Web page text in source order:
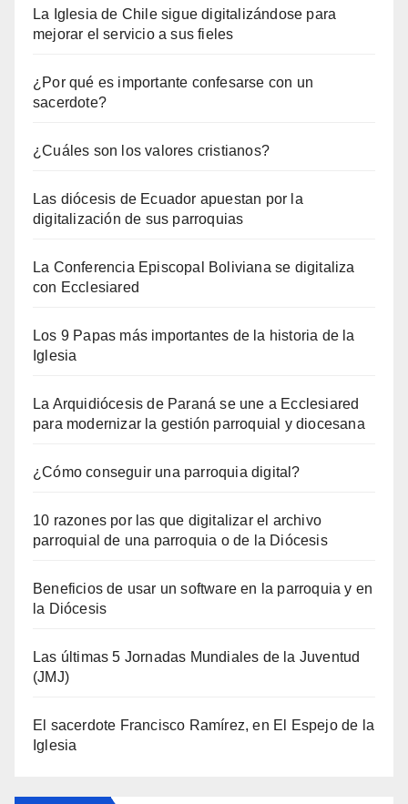
La Iglesia de Chile sigue digitalizándose para
mejorar el servicio a sus fieles
¿Por qué es importante confesarse con un
sacerdote?
¿Cuáles son los valores cristianos?
Las diócesis de Ecuador apuestan por la
digitalización de sus parroquias
La Conferencia Episcopal Boliviana se digitaliza
con Ecclesiared
Los 9 Papas más importantes de la historia de la
Iglesia
La Arquidiócesis de Paraná se une a Ecclesiared
para modernizar la gestión parroquial y diocesana
¿Cómo conseguir una parroquia digital?
10 razones por las que digitalizar el archivo
parroquial de una parroquia o de la Diócesis
Beneficios de usar un software en la parroquia y en
la Diócesis
Las últimas 5 Jornadas Mundiales de la Juventud
(JMJ)
El sacerdote Francisco Ramírez, en El Espejo de la
Iglesia